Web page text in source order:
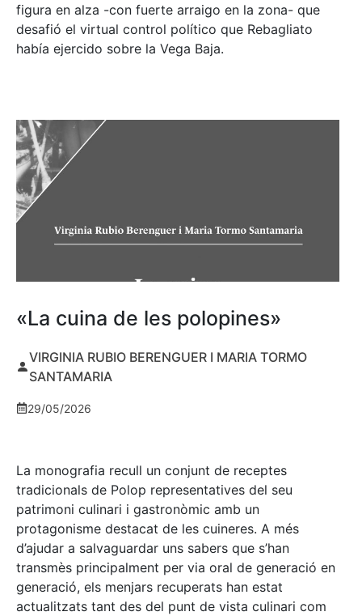
figura en alza -con fuerte arraigo en la zona- que
desafió el virtual control político que Rebagliato
había ejercido sobre la Vega Baja.
«La cuina de les polopines»
VIRGINIA RUBIO BERENGUER I MARIA TORMO
SANTAMARIA
29/05/2026
La monografia recull un conjunt de receptes
tradicionals de Polop representatives del seu
patrimoni culinari i gastronòmic amb un
protagonisme destacat de les cuineres. A més
d’ajudar a salvaguardar uns sabers que s’han
transmès principalment per via oral de generació en
generació, els menjars recuperats han estat
actualitzats tant des del punt de vista culinari com